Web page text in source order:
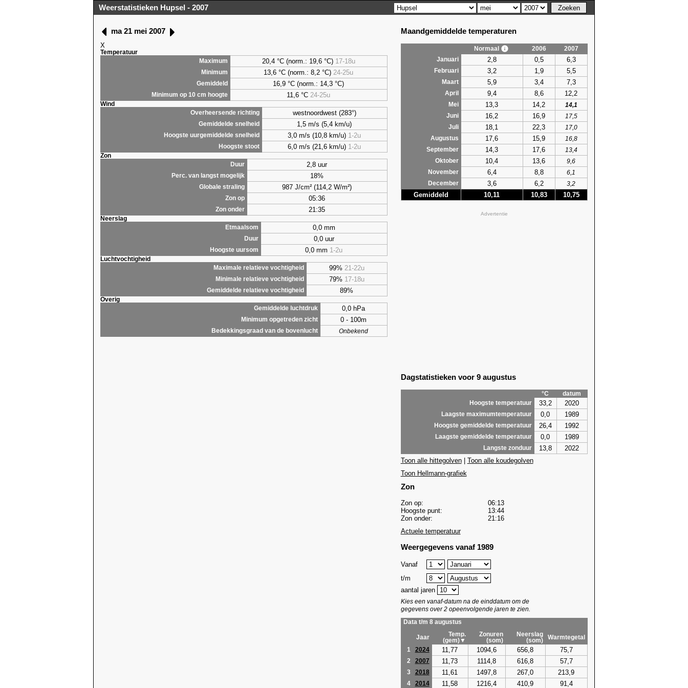
Weerstatistieken Hupsel - 2007
ma 21 mei 2007
X
Temperatuur
Maximum
20,4 °C (norm.: 19,6 °C) 17-18u
Minimum 13,6 °C (norm.: 8,2 °C) 24-25u
Gemiddeld 16,9 °C (norm.: 14,3 °C)
Minimum op 10 cm hoogte 11,6 °C 24-25u
Wind
Overheersende richting
westnoordwest (283°)
Gemiddelde snelheid 1,5 m/s (5,4 km/u)
Hoogste uurgemiddelde snelheid 3,0 m/s (10,8 km/u) 1-2u
Hoogste stoot 6,0 m/s (21,6 km/u) 1-2u
Zon
Duur
2,8 uur
Perc. van langst mogelijk 18%
Globale straling 987 J/cm² (114,2 W/m²)
Zon op 05:36
Zon onder 21:35
Neerslag
Etmaalsom
0,0 mm
Duur 0,0 uur
Hoogste uursom 0,0 mm 1-2u
Luchtvochtigheid
Maximale relatieve vochtigheid
99% 21-22u
Minimale relatieve vochtigheid 79% 17-18u
Gemiddelde relatieve vochtigheid 89%
Overig
Gemiddelde luchtdruk
0,0 hPa
Minimum opgetreden zicht 0 - 100m
Bedekkingsgraad van de bovenlucht Onbekend
Maandgemiddelde temperaturen
Normaal 2006
2007
Januari
2,8 0,5 6,3
Februari 3,2 1,9 5,5
Maart 5,9 3,4 7,3
April 9,4 8,6 12,2
Mei 13,3 14,2
14,1
Juni
16,2 16,9
17,5
Juli
18,1 22,3
17,0
Augustus
17,6 15,9
16,8
September
14,3 17,6
13,4
Oktober
10,4 13,6
9,6
November
6,4 8,8
6,1
December
3,6 6,2 3,2
Gemiddeld 10,11 10,83 10,75
Advertentie
Dagstatistieken voor 9 augustus
°C
datum
Hoogste temperatuur
33,2 2020
Laagste maximumtemperatuur 0,0 1989
Hoogste gemiddelde temperatuur 26,4 1992
Laagste gemiddelde temperatuur 0,0 1989
Langste zonduur 13,8
2022
Toon alle hittegolven| Toon alle koudegolven
Toon Hellmann-grafiek
Zon
Zon op:
06:13
Hoogste punt:
13:44
Zon onder:
21:16
Actuele temperatuur
Weergegevens vanaf 1989
Vanaf
t/m
aantal jaren
Kies een vanaf-datum na de einddatum om de
gegevens over 2 opeenvolgende jaren te zien.
Data t/m 8 augustus
Jaar
Temp.
(gem)▼
Zonuren
(som)
Neerslag
(som)
Warmtegetal
1
2024 11,77 1094,6 656,8 75,7
2 2007 11,73 1114,8 616,8 57,7
3 2018 11,61 1497,8 267,0 213,9
4 2014 11,58 1216,4 410,9 91,4